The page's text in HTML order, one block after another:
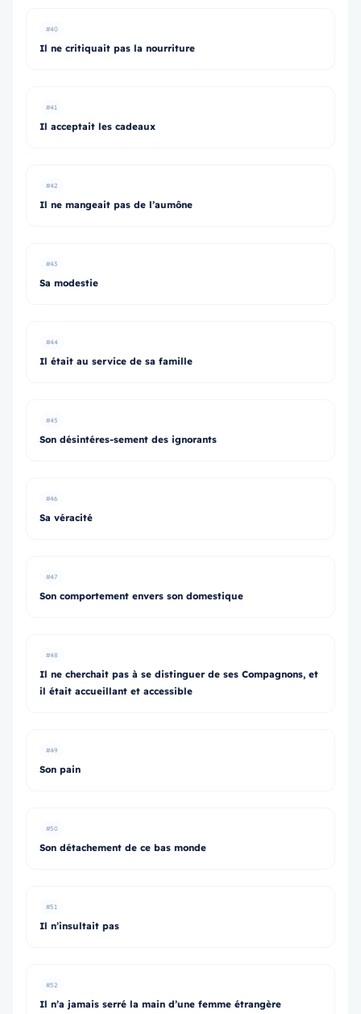
#40
Il ne critiquait pas la nourriture
#41
Il acceptait les cadeaux
#42
Il ne mangeait pas de l’aumône
#43
Sa modestie
#44
Il était au service de sa famille
#45
Son désintéres-sement des ignorants
#46
Sa véracité
#47
Son comportement envers son domestique
#48
Il ne cherchait pas à se distinguer de ses Compagnons, et
il était accueillant et accessible
#49
Son pain
#50
Son détachement de ce bas monde
#51
Il n’insultait pas
#52
Il n’a jamais serré la main d’une femme étrangère